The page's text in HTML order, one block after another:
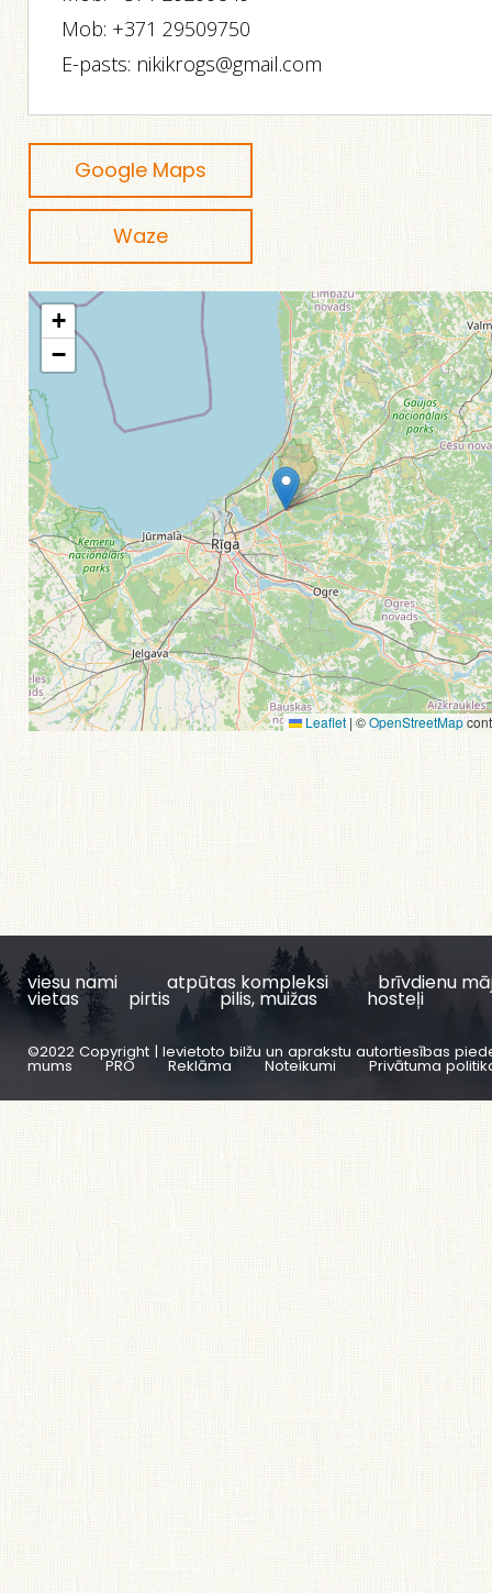
Mob: +371 29509750
E-pasts: nikikrogs@gmail.com
Google Maps
Waze
+
−
Leaflet | ©OpenStreetMap
viesu nami atpūtas kompleksi brīvdienu
vietas pirtis pilis, muižas hosteļi
©2022 Copyright | Ievietoto bilžu un aprakstu autortiesības
mums PRO Reklāma Noteikumi Privātuma